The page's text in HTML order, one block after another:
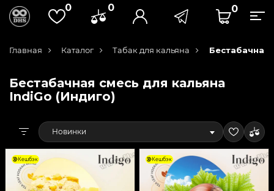
0 0 0
Главная Каталог Табак для кальяна Бестабачная
Бестабачная смесь для кальяна
IndiGo (Индиго)
Новинки
Кешбэк Кешбэк